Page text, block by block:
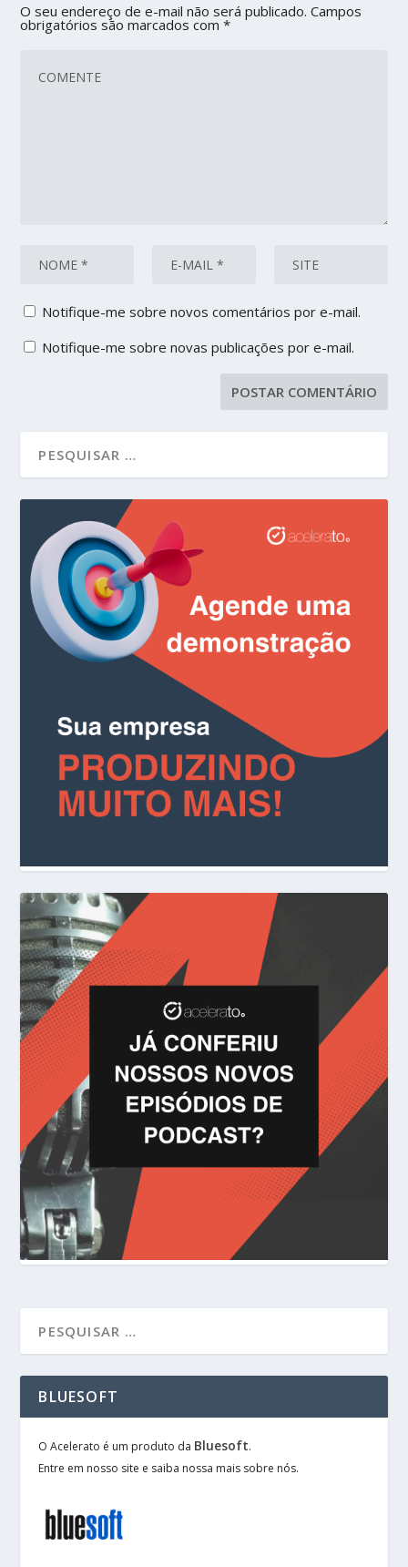
O seu endereço de e-mail não será publicado. Campos
obrigatórios são marcados com*
Notifique-me sobre novos comentários por e-mail.
Notifique-me sobre novas publicações por e-mail.
BLUESOFT
O Acelerato é um produto da Bluesoft.
Entre em nosso site e saiba nossa mais sobre nós.